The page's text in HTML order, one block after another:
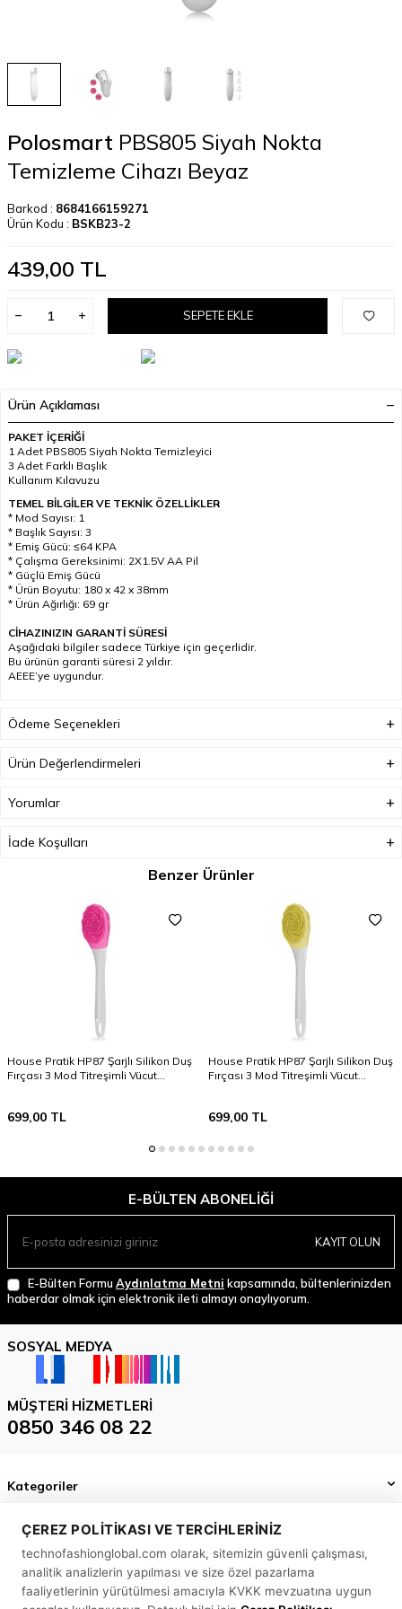
ÇEREZ POLITIKASI VE TERCIHLERINIZ
technofashionglobal.com olarak, sitemizin güvenli çalışması,
analitik analizlerin yapılması ve size özel pazarlama
faaliyetlerinin yürütülmesi amacıyla KVKK mevzuatına uygun
Polosmart PBS805 Siyah Nokta
Temizleme Cihazı Beyaz
Barkod : 8684166159271
Ürün Kodu : BSKB23-2
439,00 TL
SEPETE EKLE
Ürün Açıklaması
PAKET İÇERİĞİ
1 Adet PBS805 Siyah Nokta Temizleyici
3 Adet Farklı Başlık
Kullanım Kılavuzu
TEMEL BİLGİLER VE TEKNİK ÖZELLİKLER
* Mod Sayısı: 1
* Başlık Sayısı: 3
* Emiş Gücü: ≤64 KPA
* Çalışma Gereksinimi: 2X1.5V AA Pil
* Güçlü Emiş Gücü
* Ürün Boyutu: 180 x 42 x 38mm
* Ürün Ağırlığı: 69 gr
CİHAZINIZIN GARANTİ SÜRESİ
Aşağıdaki bilgiler sadece Türkiye için geçerlidir.
Bu ürünün garanti süresi 2 yıldır.
AEEE’ye uygundur.
Ödeme Seçenekleri
Ürün Değerlendirmeleri
Yorumlar
İade Koşulları
Benzer Ürünler
House Pratik HP87 Şarjlı Silikon Duş
Fırçası 3 Mod Titreşimli Vücut
699,00 TL
House Pratik HP87 Şarjlı Silikon Duş
Fırçası 3 Mod Titreşimli Vücut
699,00TL
E-BÜLTEN ABONELIĞI
KAYIT OLUN
E-Bülten Formu Aydınlatma Metni kapsamında, bültenlerinizden
haberdar olmak için elektronik ileti almayı onaylıyorum.
SOSYAL MEDYA
MÜŞTERI HIZMETLERI
0850 346 08 22
Kategoriler
Önemli Bilgiler
Hızlı Erişim
MASLAK MAH. BİLİM SK. SUN PLAZA NO: 5 A İÇ KAPI NO: 58
SARIYER/ İSTANBUL